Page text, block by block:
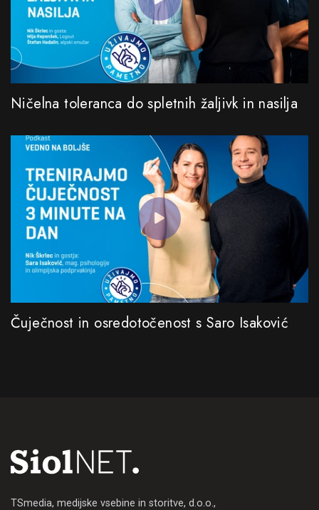
Ničelna toleranca do spletnih žaljivk in nasilja
Čuječnost in osredotočenost s Saro Isaković
TSmedia, medijske vsebine in storitve, d.o.o.,